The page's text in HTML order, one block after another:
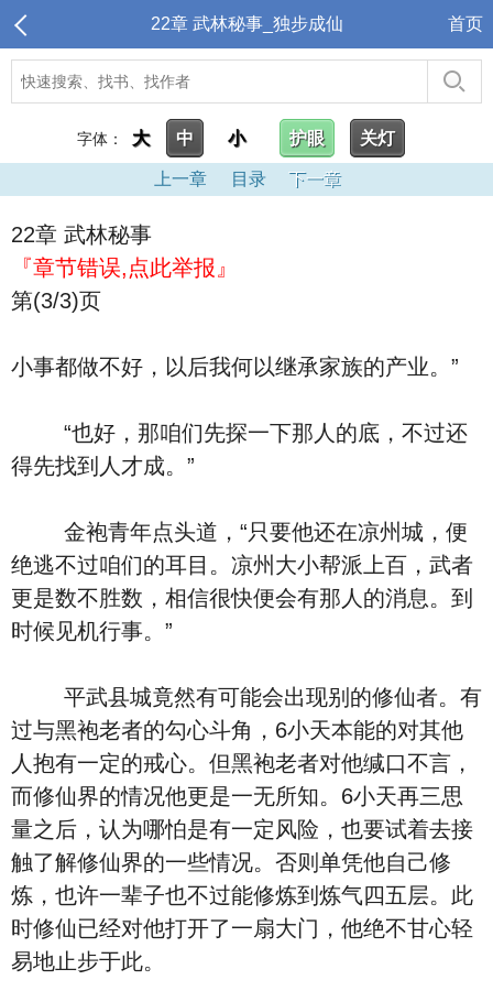
22章 武林秘事_独步成仙 首页
字体： 大 中 小 护眼 关灯
上一章 目录 下一章
22章 武林秘事
『章节错误,点此举报』
第(3/3)页
小事都做不好，以后我何以继承家族的产业。”
“也好，那咱们先探一下那人的底，不过还
得先找到人才成。”
金袍青年点头道，“只要他还在凉州城，便
绝逃不过咱们的耳目。凉州大小帮派上百，武者
更是数不胜数，相信很快便会有那人的消息。到
时候见机行事。”
平武县城竟然有可能会出现别的修仙者。有
过与黑袍老者的勾心斗角，6小天本能的对其他
人抱有一定的戒心。但黑袍老者对他缄口不言，
而修仙界的情况他更是一无所知。6小天再三思
量之后，认为哪怕是有一定风险，也要试着去接
触了解修仙界的一些情况。否则单凭他自己修
炼，也许一辈子也不过能修炼到炼气四五层。此
时修仙已经对他打开了一扇大门，他绝不甘心轻
易地止步于此。